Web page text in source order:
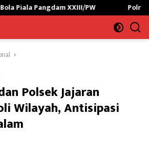
PW Polres Lampung Utara
Polsek Jajaran
Wilayah, Antisipasi